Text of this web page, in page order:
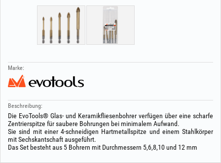
Marke:
Beschreibung:
Die EvoTools® Glas- und Keramikfliesenbohrer verfügen über eine scharfe
Zentrierspitze für saubere Bohrungen bei minimalem Aufwand.
Sie sind mit einer 4‑schneidigen Hartmetallspitze und einem Stahlkörper
mit Sechskantschaft ausgeführt.
Das Set besteht aus 5 Bohrern mit Durchmessern 5,6,8,10 und 12 mm